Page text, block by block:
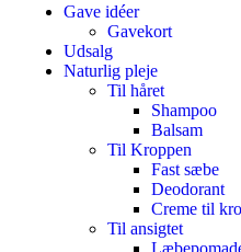
Gave idéer
Gavekort
Udsalg
Naturlig pleje
Til håret
Shampoo
Balsam
Til Kroppen
Fast sæbe
Deodorant
Creme til
Til ansigtet